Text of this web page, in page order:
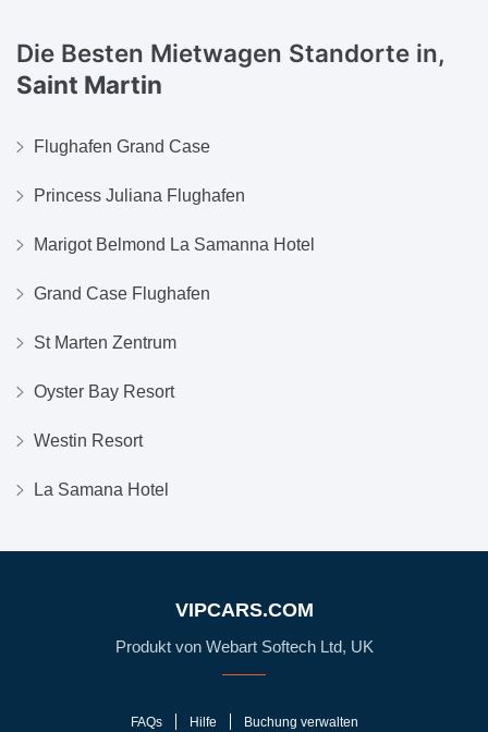
Die Besten Mietwagen Standorte in,
Saint Martin
Flughafen Grand Case
Princess Juliana Flughafen
Marigot Belmond La Samanna Hotel
Grand Case Flughafen
St Marten Zentrum
Oyster Bay Resort
Westin Resort
La Samana Hotel
VIPCARS.COM
Produkt von Webart Softech Ltd, UK
FAQs Hilfe Buchung verwalten